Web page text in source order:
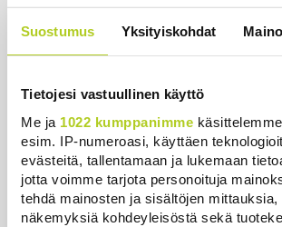
Suostumus Yksityiskohdat
Tietojesi vastuullinen käyttö
Me ja 1022 kumppanimme
esim. IP-numeroasi, käyttäen
evästeitä, tallentamaan ja lukemaan
jotta voimme tarjota personoituja
tehdä mainosten ja sisältöjen mittauksia,
näkemyksiä kohdeyleisöstä sekä
Uutiset
Uusimmat